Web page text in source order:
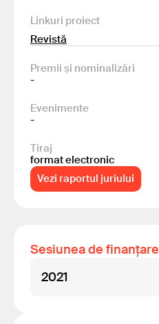
Linkuri proiect
Revistă
Premii și nominalizări
-
Evenimente
-
Tiraj
format electronic
Vezi raportul juriului
Sesiunea de finanțare
2021